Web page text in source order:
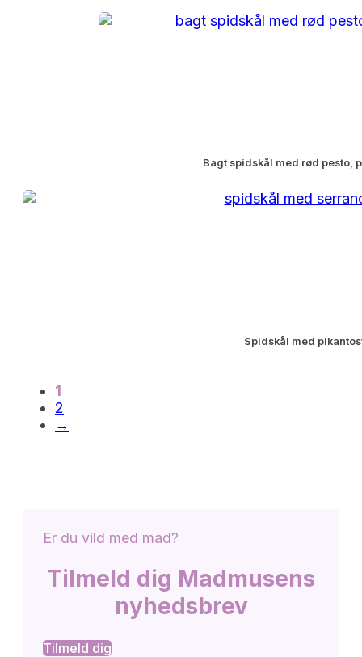
Bagt spidskål med rød pesto,
Spidskål med
1
2
→
Er du vild med mad?
Tilmeld dig Madmusens
nyhedsbrev
Tilmeld dig